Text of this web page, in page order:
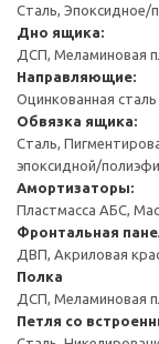
Сталь, Эпоксидное/
Дно ящика:
ДСП, Меламиновая
Направляющие:
Оцинкованная сталь
Обвязка ящика:
Сталь,
эпоксидной/
Амортизаторы:
Пластмасса АБС,
Фронтальная
ДВП, Акриловая
Полка
ДСП, Меламиновая
Петля со